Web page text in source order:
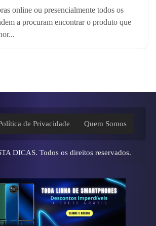
online ou presencialmente todos os
a procuram encontrar o produto que
de Privacidade Quem Somos
DICAS. Todos os direitos reservados.